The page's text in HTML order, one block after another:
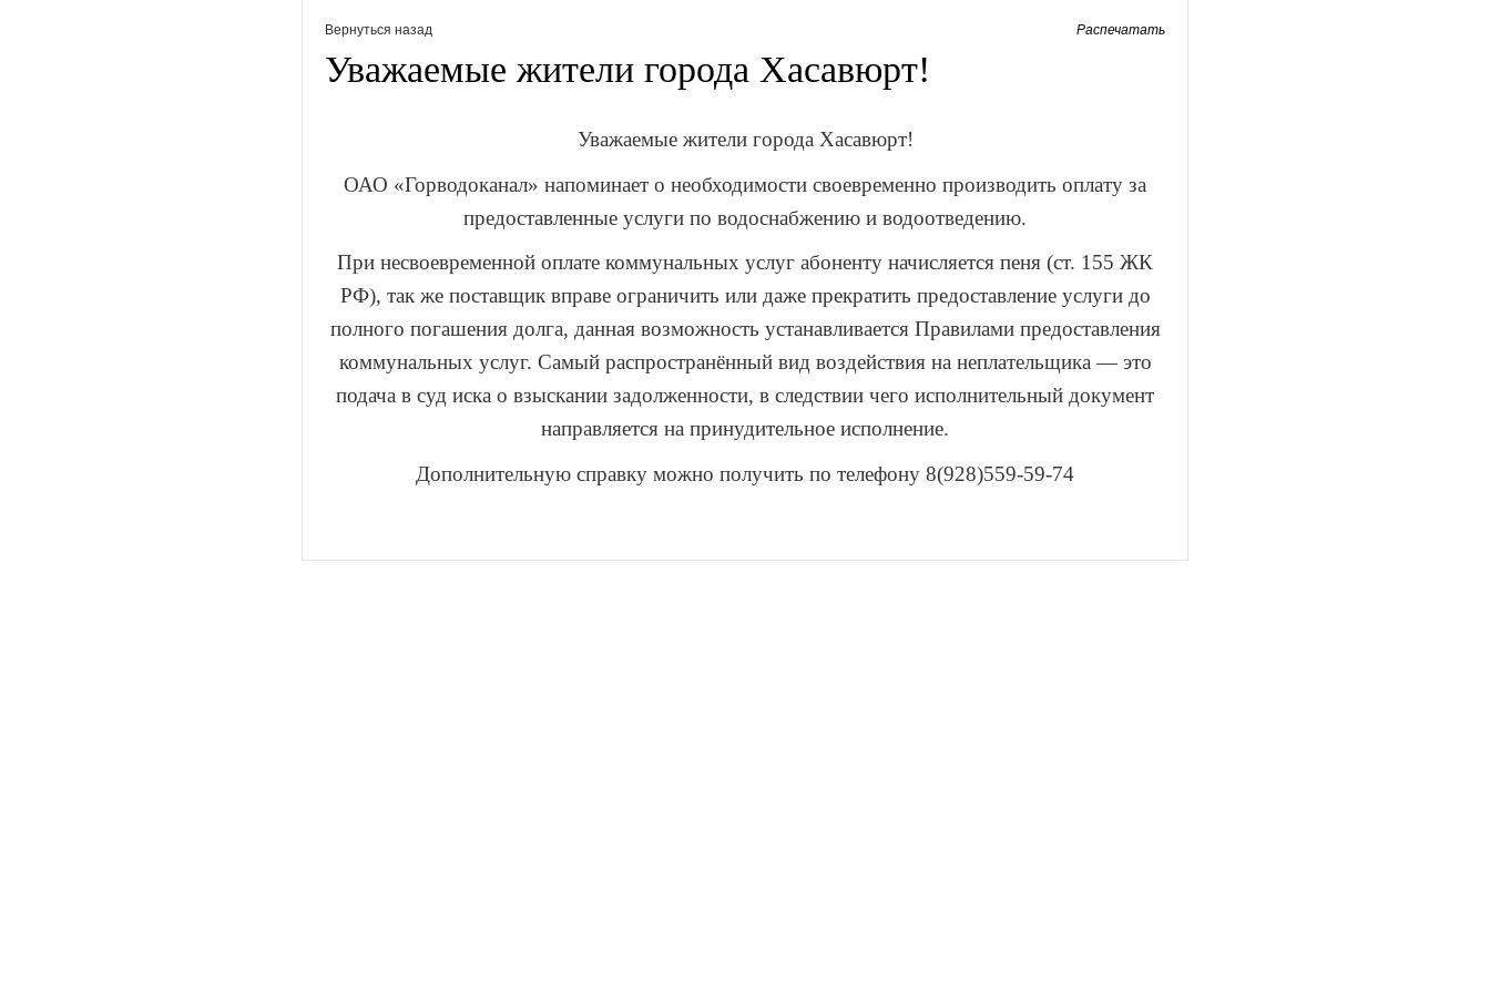
Вернуться назад Распечатать
Уважаемые жители города Хасавюрт!
Уважаемые жители города Хасавюрт!
ОАО «Горводоканал» напоминает о необходимости своевременно производить оплату за
предоставленные услуги по водоснабжению и водоотведению.
При несвоевременной оплате коммунальных услуг абоненту начисляется пеня (ст. 155 ЖК
РФ), так же поставщик вправе ограничить или даже прекратить предоставление услуги до
полного погашения долга, данная возможность устанавливается Правилами предоставления
коммунальных услуг. Самый распространённый вид воздействия на неплательщика — это
подача в суд иска о взыскании задолженности, в следствии чего исполнительный документ
направляется на принудительное исполнение.
Дополнительную справку можно получить по телефону 8(928)559-59-74